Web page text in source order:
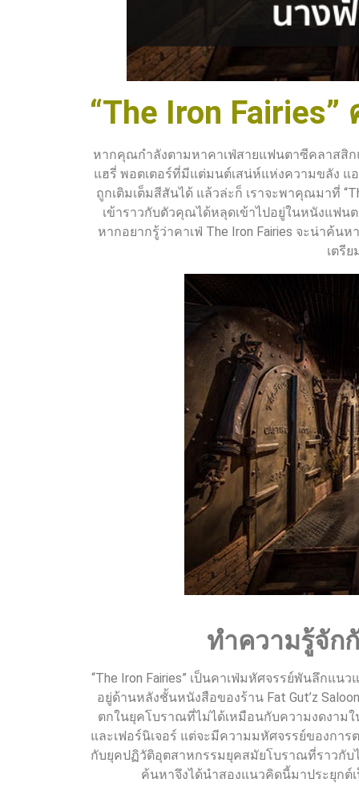
“The Iron
หากคุณกำลังตามหาคาเฟ่สายแฟนตาซีคลาสสิ
แฮรี่ พอตเตอร์ที่มีแต่มนต์เสน่ห์แห่งความขลัง
ถูกเติมเต็มสีสันได้ แล้วล่ะก็ เราจะพาคุณมาที่
เข้าราวกับตัวคุณได้หลุดเข้าไปอยู่ในหนังแฟ
หากอยากรู้ว่าคาเฟ่ The Iron Fairies จะน่าค้
เตรี
ทำความรู้จัก
“The Iron Fairies” เป็นคาเฟ่มหัศจรรย์พันลึกแ
อยู่ด้านหลังชั้นหนังสือของร้าน Fat Gut’z
ตกในยุคโบราณที่ไม่ได้เหมือนกับความงดงาม
และเฟอร์นิเจอร์ แต่จะมีความมหัศจรรย์ของกา
กับยุคปฏิวัติอุตสาหกรรมยุคสมัยโบราณที่ราวกั
ค้นหาจึงได้นำสองแนวคิดนี้มาประยุกต์